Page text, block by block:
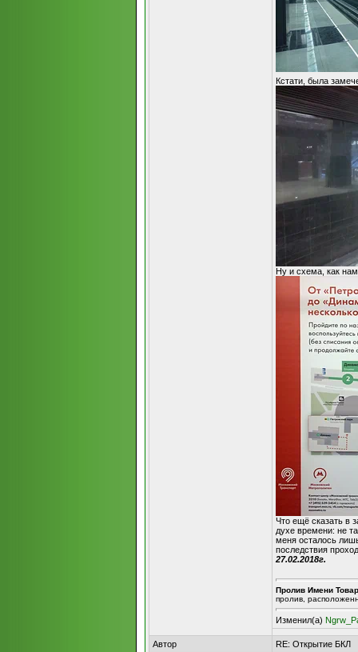
Кстати, была
Ну и схема, как
Что ещё сказать в
духе времени: не
меня осталось
последствия
27.02.2018г.
Пролив Имени
пролив,
Изменил(а)
Автор
RE: Открытие БКЛ